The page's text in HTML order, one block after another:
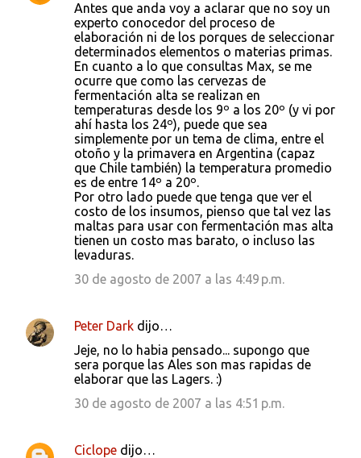
Antes que anda voy a aclarar que no soy un
experto conocedor del proceso de
elaboración ni de los porques de seleccionar
determinados elementos o materias primas.
En cuanto a lo que consultas Max, se me
ocurre que como las cervezas de
fermentación alta se realizan en
temperaturas desde los 9º a los 20º (y vi por
ahí hasta los 24º), puede que sea
simplemente por un tema de clima, entre el
otoño y la primavera en Argentina (capaz
que Chile también) la temperatura promedio
es de entre 14º a 20º.
Por otro lado puede que tenga que ver el
costo de los insumos, pienso que tal vez las
maltas para usar con fermentación mas alta
tienen un costo mas barato, o incluso las
levaduras.
30 de agosto de 2007 a las 4:49 p.m.
Peter Dark dijo…
Jeje, no lo habia pensado... supongo que
sera porque las Ales son mas rapidas de
elaborar que las Lagers. :)
30 de agosto de 2007 a las 4:51 p.m.
Ciclope dijo…